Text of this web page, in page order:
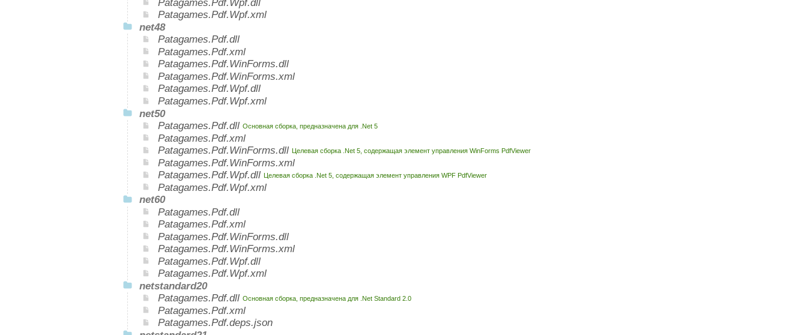
Patagames.Pdf.Wpf.dll
Patagames.Pdf.Wpf.xml
net48
Patagames.Pdf.dll
Patagames.Pdf.xml
Patagames.Pdf.WinForms.dll
Patagames.Pdf.WinForms.xml
Patagames.Pdf.Wpf.dll
Patagames.Pdf.Wpf.xml
net50
Patagames.Pdf.dll Основная сборка, предназначена для .Net 5
Patagames.Pdf.xml
Patagames.Pdf.WinForms.dll Целевая сборка .Net 5, содержащая элемент управления WinForms PdfViewer
Patagames.Pdf.WinForms.xml
Patagames.Pdf.Wpf.dll Целевая сборка .Net 5, содержащая элемент управления WPF PdfViewer
Patagames.Pdf.Wpf.xml
net60
Patagames.Pdf.dll
Patagames.Pdf.xml
Patagames.Pdf.WinForms.dll
Patagames.Pdf.WinForms.xml
Patagames.Pdf.Wpf.dll
Patagames.Pdf.Wpf.xml
netstandard20
Patagames.Pdf.dll Основная сборка, предназначена для .Net Standard 2.0
Patagames.Pdf.xml
Patagames.Pdf.deps.json